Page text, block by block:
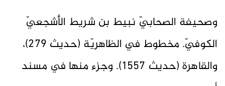
وصحيفة الصحابيّ نبيط بن شريط الأشجعيّ
الكوفيّ. مخطوط في الظاهريّة (حديث 279)،
والقاهرة (حديث 1557). وجزء منها في مسند